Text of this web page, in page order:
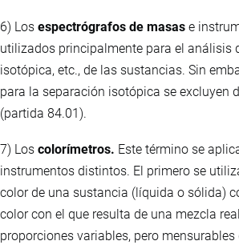
6) Los espectrógrafos de masas e
utilizados principalmente para el análisis
isotópica, etc., de las sustancias. Sin
para la separación isotópica se excluyen
(partida 84.01).
7) Los colorímetros. Este término se
instrumentos distintos. El primero se
color de una sustancia (líquida o sólida)
color con el que resulta de una mezcla
proporciones variables, pero